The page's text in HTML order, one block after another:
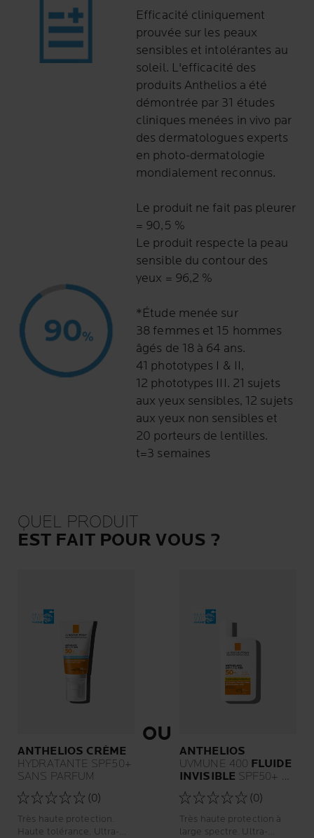
Efficacité cliniquement
prouvée sur les peaux
sensibles et intolérantes au
soleil. L'efficacité des
produits Anthelios a été
démontrée par 31 études
cliniques menées in vivo par
des dermatologues experts
en photo-dermatologie
mondialement reconnus.
Le produit ne fait pas pleurer
= 90,5 %
Le produit respecte la peau
sensible du contour des
yeux = 96,2 %
*Étude menée sur
38 femmes et 15 hommes
âgés de 18 à 64 ans.
41 phototypes I & II,
12 phototypes III. 21 sujets
aux yeux sensibles, 12 sujets
aux yeux non sensibles et
20 porteurs de lentilles.
t=3 semaines
QUEL PRODUIT
EST FAIT POUR VOUS ?
ANTHELIOS CRÈME
HYDRATANTE SPF50+
SANS PARFUM
(0)
Très haute protection.
Haute tolérance. Ultra-
OU
ANTHELIOS
UVMUNE 400 FLUIDE
INVISIBLE SPF50+
SANS PARFUM
(0)
Très haute protection à
large spectre. Ultra-